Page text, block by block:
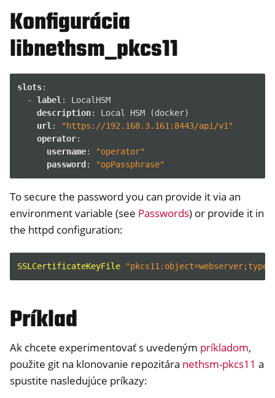
Konfigurácia
libnethsm_pkcs11
slots:
-
label :
LocalHSM
description:
Local HSM (docker)
url :
"https://192.168.3.161:8443/api/v1"
operator:
username:
"operator"
password: "opPassphrase"
To secure the password you can provide it via an
environment variable (see Passwords) or provide it in
the httpd configuration:
SSLCertificateKeyFile
Príklad
Ak chcete experimentovať s uvedeným príkladom,
použite git na klonovanie repozitára nethsm-pkcs11 a
spustite nasledujúce príkazy: